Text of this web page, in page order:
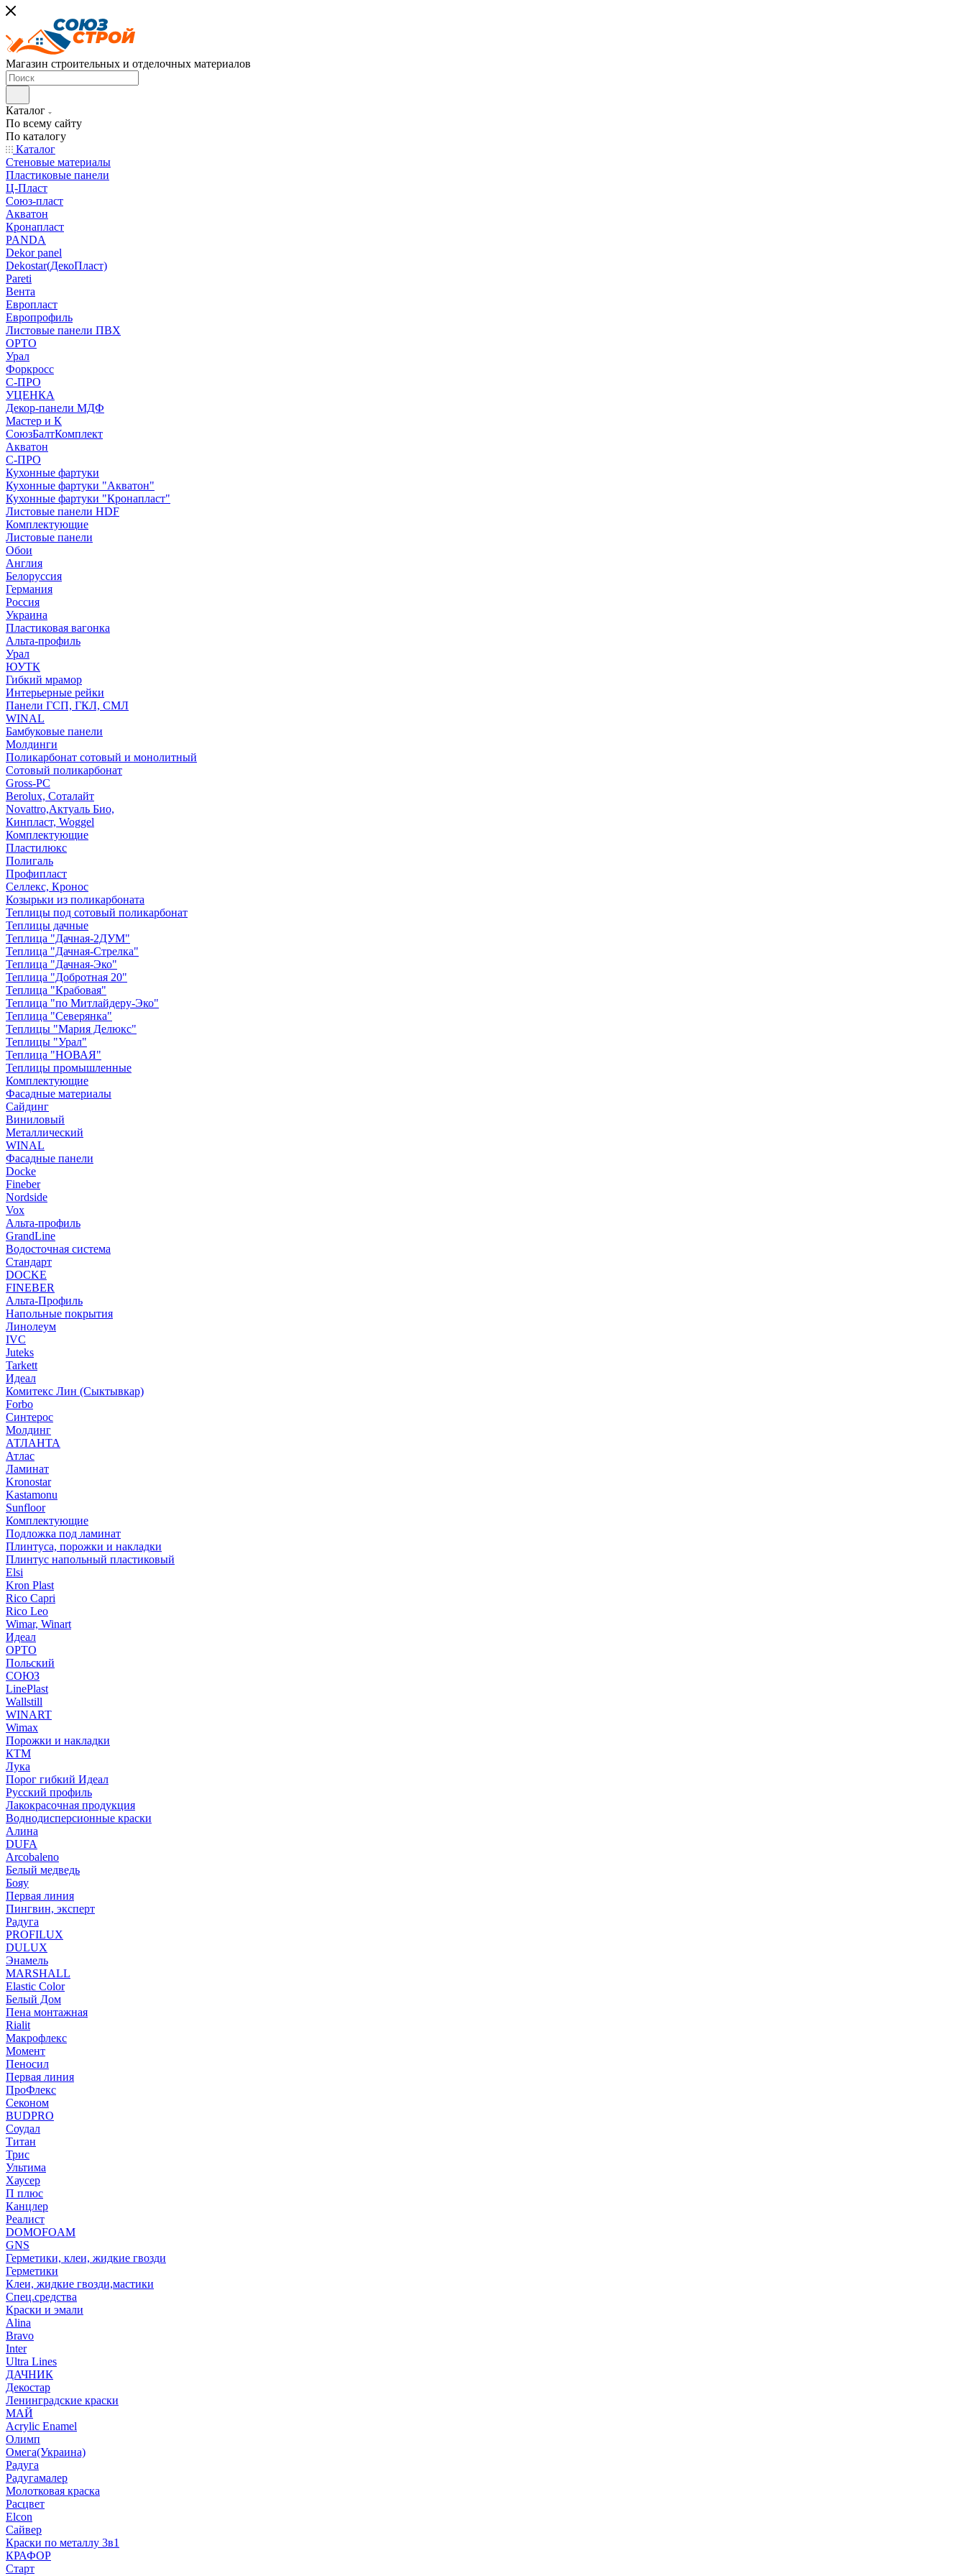
Магазин строительных и отделочных материалов
Каталог
По всему сайту
По каталогу
Каталог
Стеновые материалы
Пластиковые панели
Ц-Пласт
Союз-пласт
Акватон
Кронапласт
PANDA
Dekor panel
Dekostar(ДекоПласт)
Pareti
Вента
Европласт
Европрофиль
Листовые панели ПВХ
ОРТО
Урал
Форкросс
С-ПРО
УЦЕНКА
Декор-панели МДФ
Мастер и К
СоюзБалтКомплект
Акватон
С-ПРО
Кухонные фартуки
Кухонные фартуки "Акватон"
Кухонные фартуки "Кронапласт"
Листовые панели HDF
Комплектующие
Листовые панели
Обои
Англия
Белоруссия
Германия
Россия
Украина
Пластиковая вагонка
Альта-профиль
Урал
ЮУТК
Гибкий мрамор
Интерьерные рейки
Панели ГСП, ГКЛ, СМЛ
WINAL
Бамбуковые панели
Молдинги
Поликарбонат сотовый и монолитный
Сотовый поликарбонат
Gross-PC
Berolux, Соталайт
Novattro,Актуаль Био,
Кинпласт, Woggel
Комплектующие
Пластилюкс
Полигаль
Профипласт
Селлекс, Кронос
Козырьки из поликарбоната
Теплицы под сотовый поликарбонат
Теплицы дачные
Теплица "Дачная-2ДУМ"
Теплица "Дачная-Стрелка"
Теплица "Дачная-Эко"
Теплица "Добротная 20"
Теплица "Крабовая"
Теплица "по Митлайдеру-Эко"
Теплица "Северянка"
Теплицы "Мария Делюкс"
Теплицы "Урал"
Теплица "НОВАЯ"
Теплицы промышленные
Комплектующие
Фасадные материалы
Сайдинг
Виниловый
Металлический
WINAL
Фасадные панели
Docke
Fineber
Nordside
Vox
Альта-профиль
GrandLine
Водосточная система
Стандарт
DOCKE
FINEBER
Альта-Профиль
Напольные покрытия
Линолеум
IVC
Juteks
Tarkett
Идеал
Комитекс Лин (Сыктывкар)
Forbo
Синтерос
Молдинг
АТЛАНТА
Атлас
Ламинат
Kronostar
Kastamonu
Sunfloor
Комплектующие
Подложка под ламинат
Плинтуса, порожки и накладки
Плинтус напольный пластиковый
Elsi
Kron Plast
Rico Capri
Rico Leo
Wimar, Winart
Идеал
ОРТО
Польский
СОЮЗ
LinePlast
Wallstill
WINART
Wimax
Порожки и накладки
КТМ
Лука
Порог гибкий Идеал
Русский профиль
Лакокрасочная продукция
Воднодисперсионные краски
Алина
DUFA
Arcobaleno
Белый медведь
Бояу
Первая линия
Пингвин, эксперт
Радуга
PROFILUX
DULUX
Энамель
MARSHALL
Elastic Color
Белый Дом
Пена монтажная
Rialit
Макрофлекс
Момент
Пеносил
Первая линия
ПроФлекс
Секоном
BUDPRO
Соудал
Титан
Трис
Ультима
Хаусер
П плюс
Канцлер
Реалист
DOMOFOAM
GNS
Герметики, клеи, жидкие гвозди
Герметики
Клеи, жидкие гвозди,мастики
Спец.средства
Краски и эмали
Alina
Bravo
Inter
Ultra Lines
ДАЧНИК
Декостар
Ленинградские краски
МАЙ
Acrylic Enamel
Олимп
Омега(Украина)
Радуга
Радугамалер
Молотковая краска
Расцвет
Elcon
Сайвер
Краски по металлу 3в1
КРАФОР
Старт